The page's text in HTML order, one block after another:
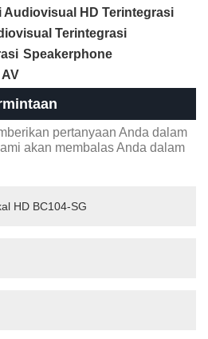
HD Terintegrasi
Terintegrasi
Speakerphone
AV
pertanyaan Anda dalam
akan membalas Anda dalam